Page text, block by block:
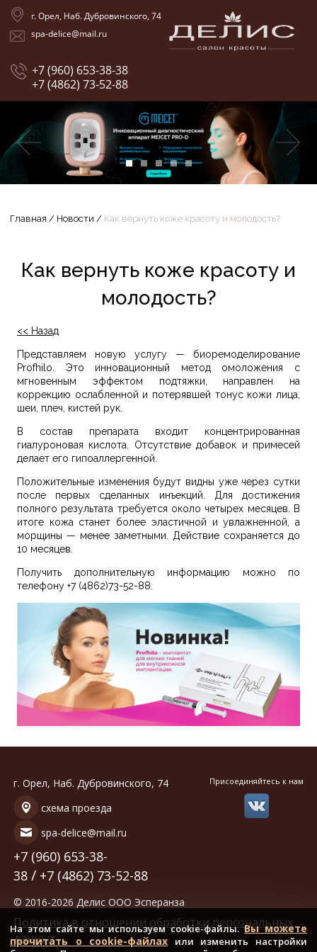
г. Орел, Наб. Дубровинского, 74
spa-delice@mail.ru
+7 (960) 653-38-38
+7 (4862) 73-52-88
Главная / Новости / Как вернуть коже красоту и молодость?
Как вернуть коже красоту и
молодость?
<< Назад
Представляем новую услугу — биоремоделирование
Profhilo. Это инновационный метод омоложения с
мгновенным эффектом подтяжки, направлен на
коррекцию ослабленной и потерявшей тонус кожи лица,
шеи, плеч, кистей рук.
В состав препарата входит концентрированная
гиалуроновая кислота. Отсутствие добавок и примесей
делает его гипоаллергенной.
Положительные изменения будут видны уже через сутки
после первых сделанных инъекций. Для достижения
полного результата требуется около четырех месяцев. В
итоге кожа станет более эластичной и увлажненной, а
морщины — менее заметными. Действие сохраняется до
10 месяцев.
Получить дополнительную информацию можно по
телефону +7 (4862)73-52-88.
г. Орел, Наб. Дубровинского, 74
схема проезда
spa-delice@mail.ru
+7 (960) 653-38-
38 / +7 (4862) 73-52-88
Присоединяйтесь к нам
© 2016-2026 Делис ООО Эсперанза
Политика в отношении обработки персональных
данных
На этом сайте мы используем cookie-файлы.Вы можете
прочитать о cookie-файлах или изменить настройки